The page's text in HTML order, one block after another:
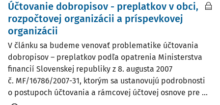
Účtovanie dobropisov - preplatkov v obci,
rozpočtovej organizácii a príspevkovej
organizácii
V článku sa budeme venovať problematike účtovania
dobropisov – preplatkov podľa opatrenia Ministerstva
financií Slovenskej republiky z 8. augusta 2007
č. MF/16786/2007-31, ktorým sa ustanovujú podrobnosti
o postupoch účtovania a rámcovej účtovej osnove pre ...